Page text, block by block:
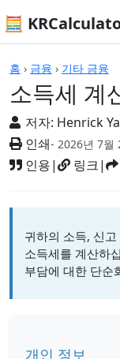
🧮
홈 › 금융 › 기타 금융
소득세 계
저자: Henrick
인쇄- 2026년 7월
인용| 링크|
계산기
귀하의 소득, 신
소득세를 계산하
부담에 대한 단순
개인 정보